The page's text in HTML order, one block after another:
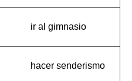
ir al gimnasio
hacer senderismo